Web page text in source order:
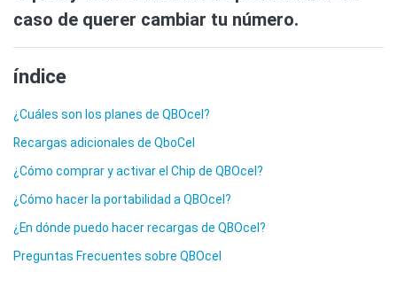
caso de querer cambiar tu número.
índice
¿Cuáles son los planes de QBOcel?
Recargas adicionales de QboCel
¿Cómo comprar y activar el Chip de QBOcel?
¿Cómo hacer la portabilidad a QBOcel?
¿En dónde puedo hacer recargas de QBOcel?
Preguntas Frecuentes sobre QBOcel